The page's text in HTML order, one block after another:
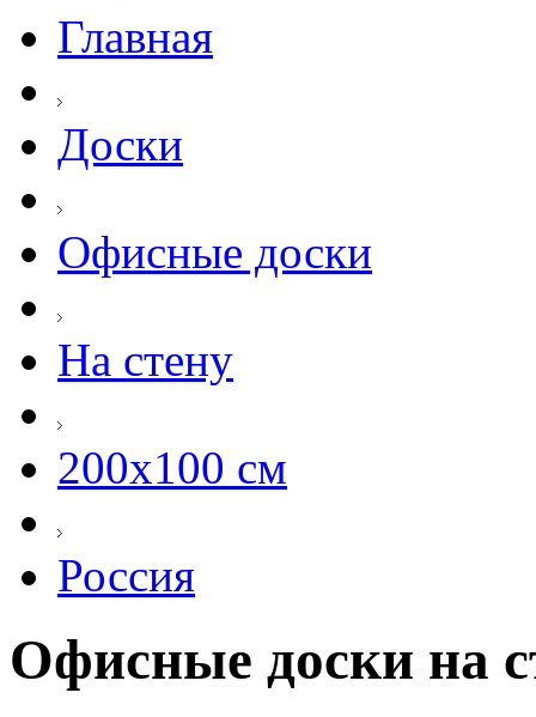
Главная
Доски
Офисные доски
На стену
200х100 см
Россия
Офисные доски на